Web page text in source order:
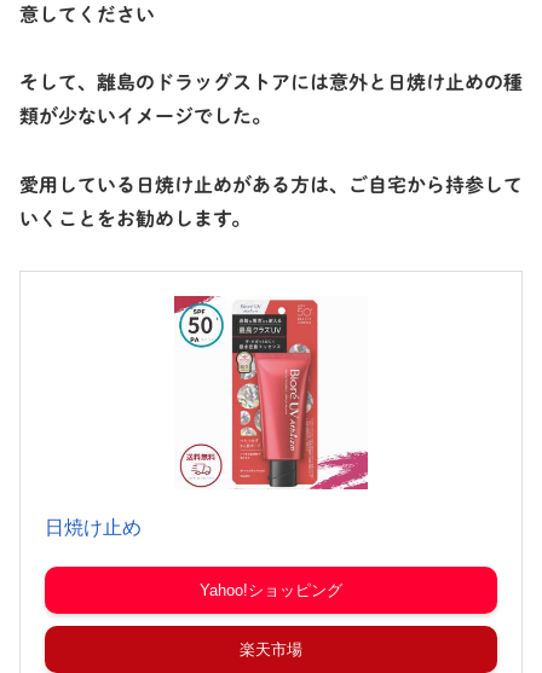
意してください
そして、離島のドラッグストアには意外と日焼け止めの種
類が少ないイメージでした。
愛用している日焼け止めがある方は、ご自宅から持参して
いくことをお勧めします。
日焼け止め
Yahoo!ショッピング
楽天市場